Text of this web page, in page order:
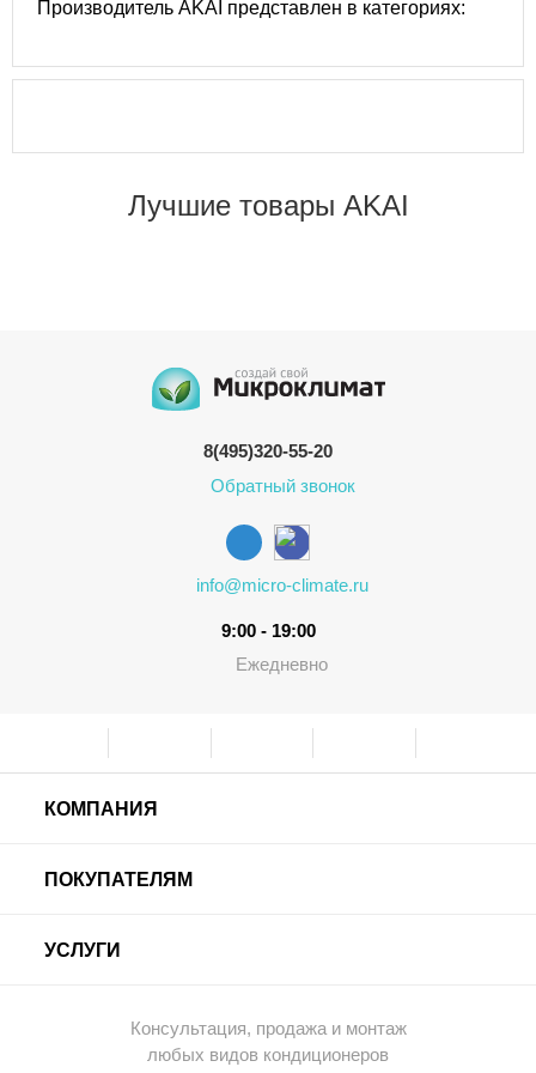
Производитель AKAI представлен в категориях:
Лучшие товары AKAI
8(495)320-55-20
Обратный звонок
info@micro-climate.ru
9:00 - 19:00
Ежедневно
КОМПАНИЯ
ПОКУПАТЕЛЯМ
УСЛУГИ
Консультация, продажа и монтаж
любых видов кондиционеров